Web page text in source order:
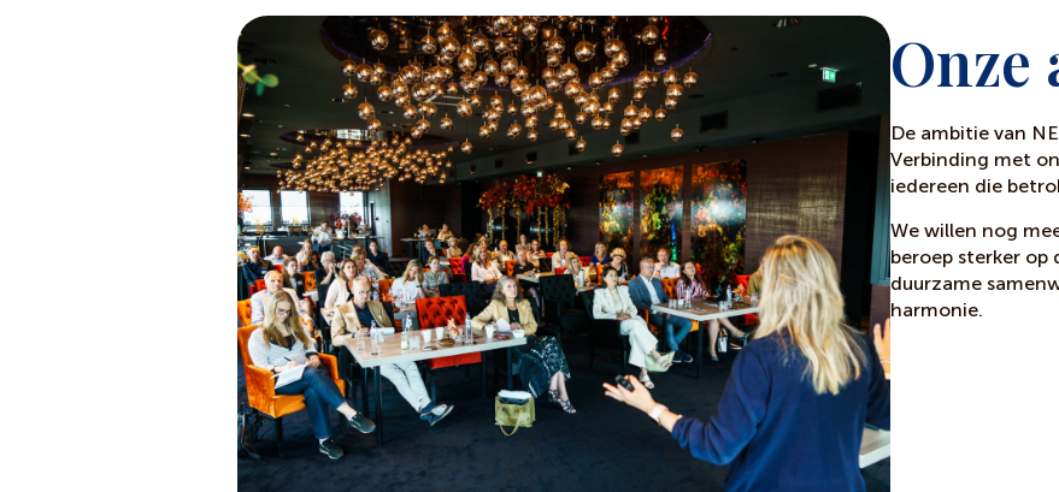
Onze
De ambitie van
Verbinding met
iedereen die
We willen nog
beroep sterker op
duurzame
harmonie.